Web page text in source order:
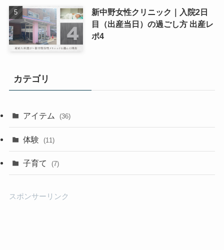
新中野女性クリニック｜入院2日
目（出産当日）の過ごし方 出産レ
ポ4
カテゴリ
アイテム (36)
体験 (11)
子育て (7)
スポンサーリンク